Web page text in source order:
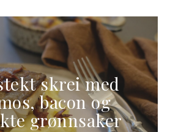
skrei med
bacon og
grønnsaker